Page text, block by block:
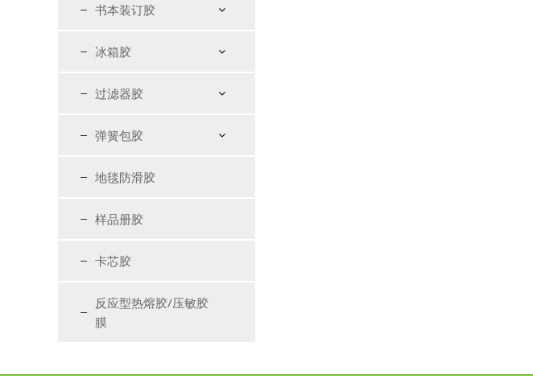
书本装订胶
冰箱胶
过滤器胶
弹簧包胶
地毯防滑胶
样品册胶
卡芯胶
反应型热熔胶/压敏胶
膜